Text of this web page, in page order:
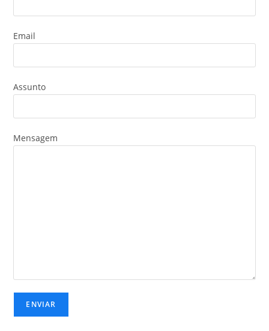
Email
Assunto
Mensagem